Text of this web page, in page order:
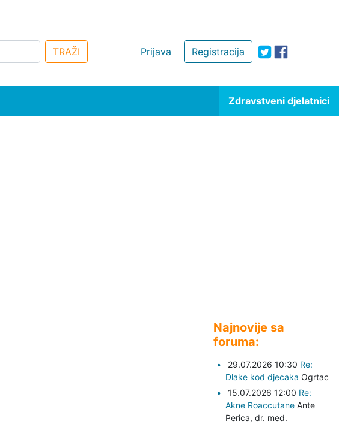
Registracija
Prijava
TRAŽI
Zdravstveni djelatnici
Najnovije sa
foruma:
29.07.2026 10:30 Re:
Dlake kod djecaka Ogrtac
15.07.2026 12:00 Re:
Akne Roaccutane Ante
Perica, dr. med.